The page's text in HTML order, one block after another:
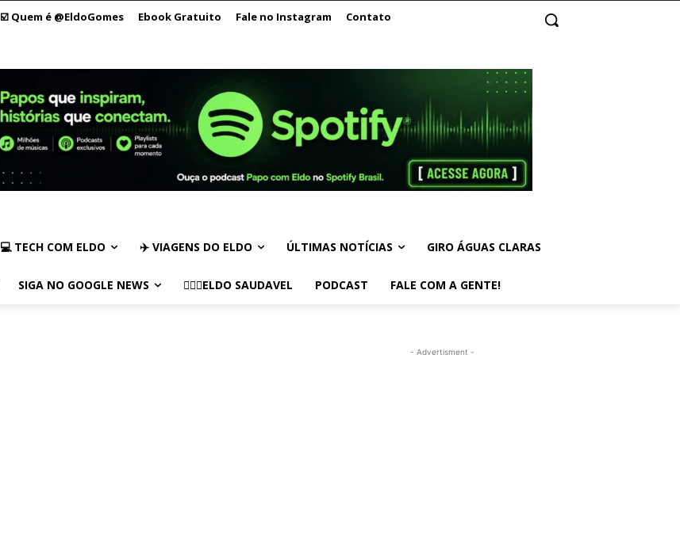
☑️ Quem é @EldoGomes Ebook Gratuito Fale no Instagram Contato
💻 TECH COM ELDO ✈️ VIAGENS DO ELDO ÚLTIMAS NOTÍCIAS GIRO ÁGUAS CLARAS
SIGA NO GOOGLE NEWS 🏃🏻‍♂️ELDO SAUDAVEL PODCAST FALE COM A GENTE!
- Advertisment -